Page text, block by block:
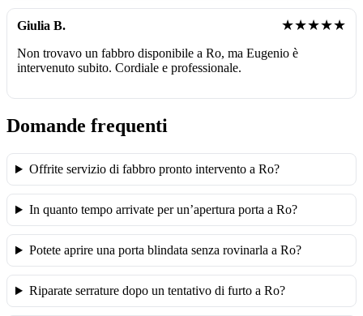
Giulia B. ★★★★★
Non trovavo un fabbro disponibile a Ro, ma Eugenio è
intervenuto subito. Cordiale e professionale.
Domande frequenti
Offrite servizio di fabbro pronto intervento a Ro?
In quanto tempo arrivate per un’apertura porta a Ro?
Potete aprire una porta blindata senza rovinarla a Ro?
Riparate serrature dopo un tentativo di furto a Ro?